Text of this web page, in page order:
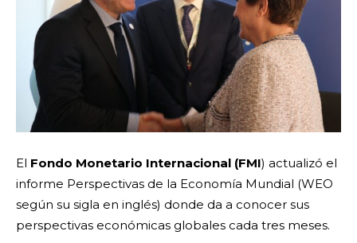
El Fondo Monetario Internacional (FMI) actualizó el
informe Perspectivas de la Economía Mundial (WEO
según su sigla en inglés) donde da a conocer sus
perspectivas económicas globales cada tres meses.